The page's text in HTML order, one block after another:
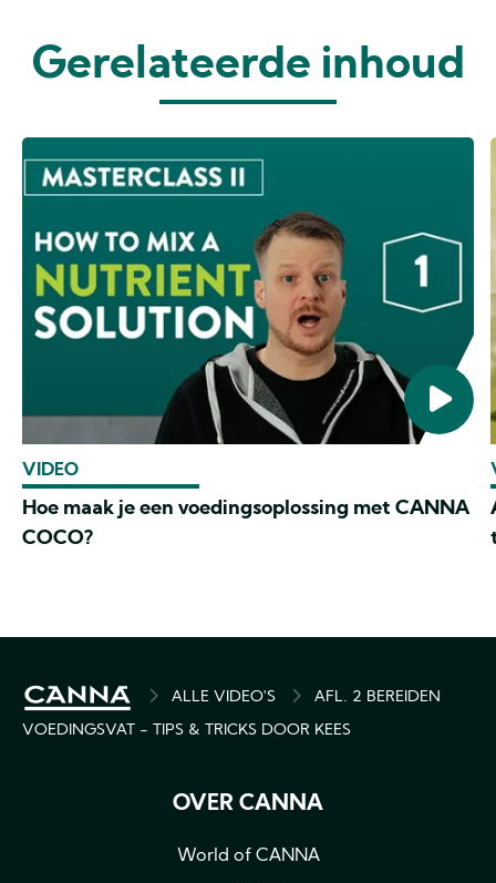
Gerelateerde inhoud
VIDEO
Hoe maak je een voedingsoplossing met CANNA
COCO?
BREADCRUMBALLE VIDEO'S
AFL. 2 BEREIDEN
VOEDINGSVAT - TIPS & TRICKS DOOR KEES
OVER CANNA
World of CANNA